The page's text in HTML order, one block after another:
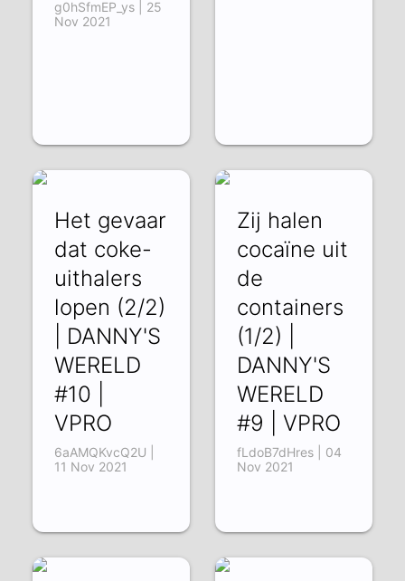
g0hSfmEP_ys | 25
Nov 2021
Het gevaar
dat coke-
uithalers
lopen (2/2)
| DANNY'S
WERELD
#10 |
VPRO
6aAMQKvcQ2U |
11 Nov 2021
Zij halen
cocaïne uit
de
containers
(1/2) |
DANNY'S
WERELD
#9 | VPRO
fLdoB7dHres | 04
Nov 2021